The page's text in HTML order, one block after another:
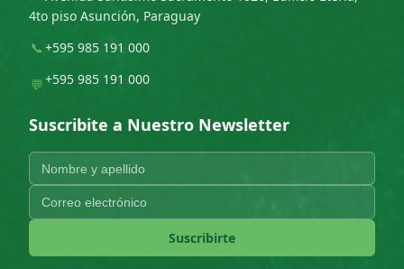
4to piso Asunción, Paraguay
📞 +595 985 191 000
💬 +595 985 191 000
Suscribite a Nuestro Newsletter
Suscribirte